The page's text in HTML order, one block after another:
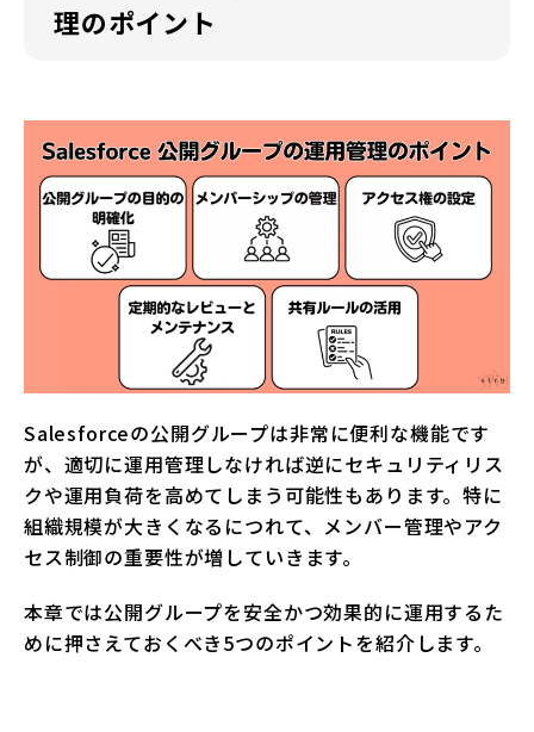
理のポイント
Salesforceの公開グループは非常に便利な機能です
が、適切に運用管理しなければ逆にセキュリティリス
クや運用負荷を高めてしまう可能性もあります。特に
組織規模が大きくなるにつれて、メンバー管理やアク
セス制御の重要性が増していきます。
本章では公開グループを安全かつ効果的に運用するた
めに押さえておくべき5つのポイントを紹介します。